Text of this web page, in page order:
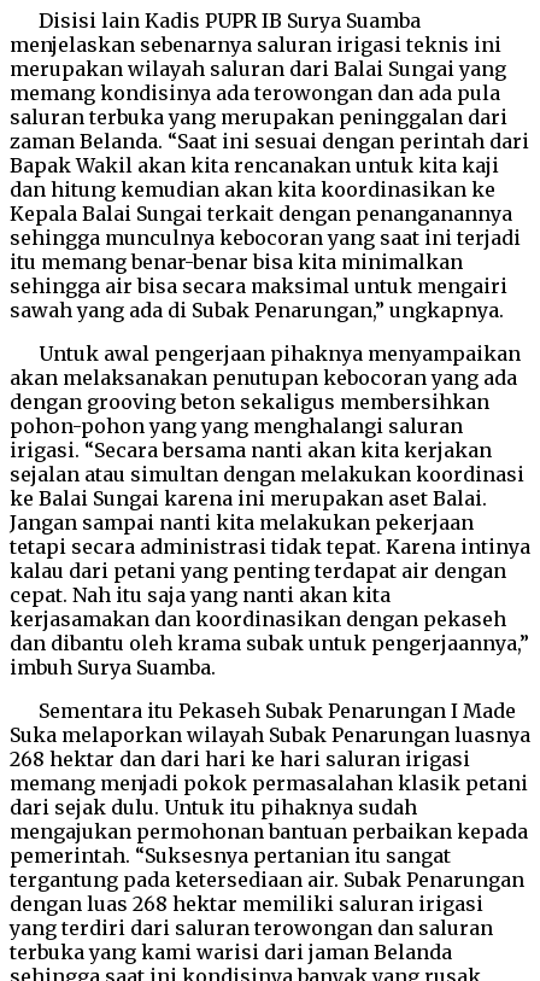
Disisi lain Kadis PUPR IB Surya Suamba
menjelaskan sebenarnya saluran irigasi teknis ini
merupakan wilayah saluran dari Balai Sungai yang
memang kondisinya ada terowongan dan ada pula
saluran terbuka yang merupakan peninggalan dari
zaman Belanda. “Saat ini sesuai dengan perintah dari
Bapak Wakil akan kita rencanakan untuk kita kaji
dan hitung kemudian akan kita koordinasikan ke
Kepala Balai Sungai terkait dengan penanganannya
sehingga munculnya kebocoran yang saat ini terjadi
itu memang benar-benar bisa kita minimalkan
sehingga air bisa secara maksimal untuk mengairi
sawah yang ada di Subak Penarungan,” ungkapnya.
Untuk awal pengerjaan pihaknya menyampaikan
akan melaksanakan penutupan kebocoran yang ada
dengan grooving beton sekaligus membersihkan
pohon-pohon yang yang menghalangi saluran
irigasi. “Secara bersama nanti akan kita kerjakan
sejalan atau simultan dengan melakukan koordinasi
ke Balai Sungai karena ini merupakan aset Balai.
Jangan sampai nanti kita melakukan pekerjaan
tetapi secara administrasi tidak tepat. Karena intinya
kalau dari petani yang penting terdapat air dengan
cepat. Nah itu saja yang nanti akan kita
kerjasamakan dan koordinasikan dengan pekaseh
dan dibantu oleh krama subak untuk pengerjaannya,”
imbuh Surya Suamba.
Sementara itu Pekaseh Subak Penarungan I Made
Suka melaporkan wilayah Subak Penarungan luasnya
268 hektar dan dari hari ke hari saluran irigasi
memang menjadi pokok permasalahan klasik petani
dari sejak dulu. Untuk itu pihaknya sudah
mengajukan permohonan bantuan perbaikan kepada
pemerintah. “Suksesnya pertanian itu sangat
tergantung pada ketersediaan air. Subak Penarungan
dengan luas 268 hektar memiliki saluran irigasi
yang terdiri dari saluran terowongan dan saluran
terbuka yang kami warisi dari jaman Belanda
sehingga saat ini kondisinya banyak yang rusak